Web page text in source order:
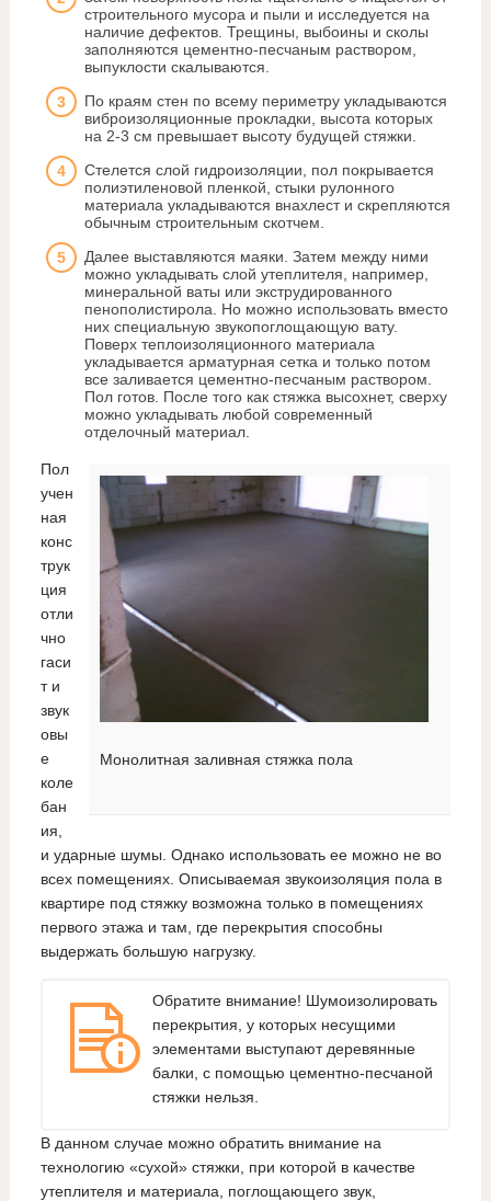
строительного мусора и пыли и исследуется на
наличие дефектов. Трещины, выбоины и сколы
заполняются цементно-песчаным раствором,
выпуклости скалываются.
По краям стен по всему периметру укладываются
виброизоляционные прокладки, высота которых
на 2-3 см превышает высоту будущей стяжки.
Стелется слой гидроизоляции, пол покрывается
полиэтиленовой пленкой, стыки рулонного
материала укладываются внахлест и скрепляются
обычным строительным скотчем.
Далее выставляются маяки. Затем между ними
можно укладывать слой утеплителя, например,
минеральной ваты или экструдированного
пенополистирола. Но можно использовать вместо
них специальную звукопоглощающую вату.
Поверх теплоизоляционного материала
укладывается арматурная сетка и только потом
все заливается цементно-песчаным раствором.
Пол готов. После того как стяжка высохнет, сверху
можно укладывать любой современный
отделочный материал.
Монолитная заливная стяжка пола
Пол
учен
ная
конс
трук
ция
отли
чно
гаси
т и
звук
овы
е
коле
бан
ия,
и ударные шумы. Однако использовать ее можно не во
всех помещениях. Описываемая звукоизоляция пола в
квартире под стяжку возможна только в помещениях
первого этажа и там, где перекрытия способны
выдержать большую нагрузку.
Обратите внимание! Шумоизолировать
перекрытия, у которых несущими
элементами выступают деревянные
балки, с помощью цементно-песчаной
стяжки нельзя.
В данном случае можно обратить внимание на
технологию «сухой» стяжки, при которой в качестве
утеплителя и материала, поглощающего звук,